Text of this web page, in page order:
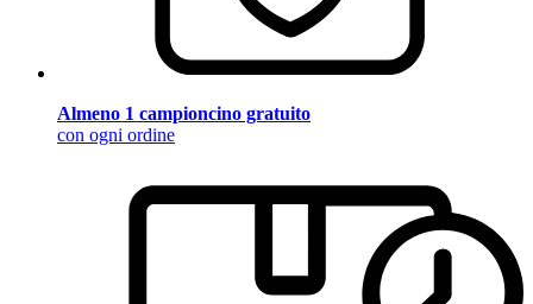
Almeno 1 campioncino gratuito
con ogni ordine